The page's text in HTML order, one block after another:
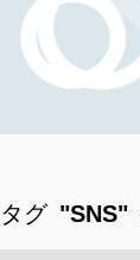
タグ "SNS"